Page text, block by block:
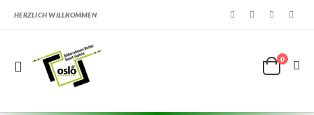
HERZLICH WILLKOMMEN
0